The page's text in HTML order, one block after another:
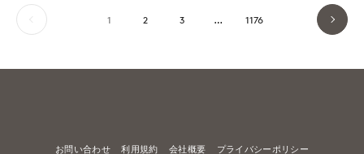
1 2 3 … 1176
お問い合わせ 利用規約 会社概要 プライバシーポリシー